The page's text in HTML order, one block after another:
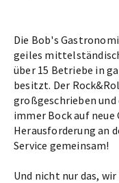
Die Bob's
geiles
über 15 Betriebe in
besitzt. Der
großgeschrieben und
immer Bock auf
Herausforderung an
Service gemeinsam!
Und nicht nur das,